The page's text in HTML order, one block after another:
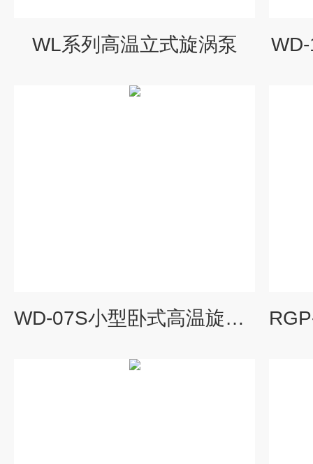
WL系列高温立式旋涡泵
WD-07S小型卧式高温旋涡泵